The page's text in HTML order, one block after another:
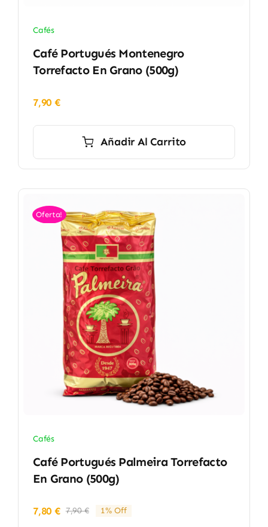
Cafés
Café Portugués Montenegro
Torrefacto En Grano (500g)
7,90€
Añadir Al Carrito
Oferta!
Cafés
Café Portugués Palmeira Torrefacto
En Grano (500g)
7,90€El
7,80€
El
1% Off